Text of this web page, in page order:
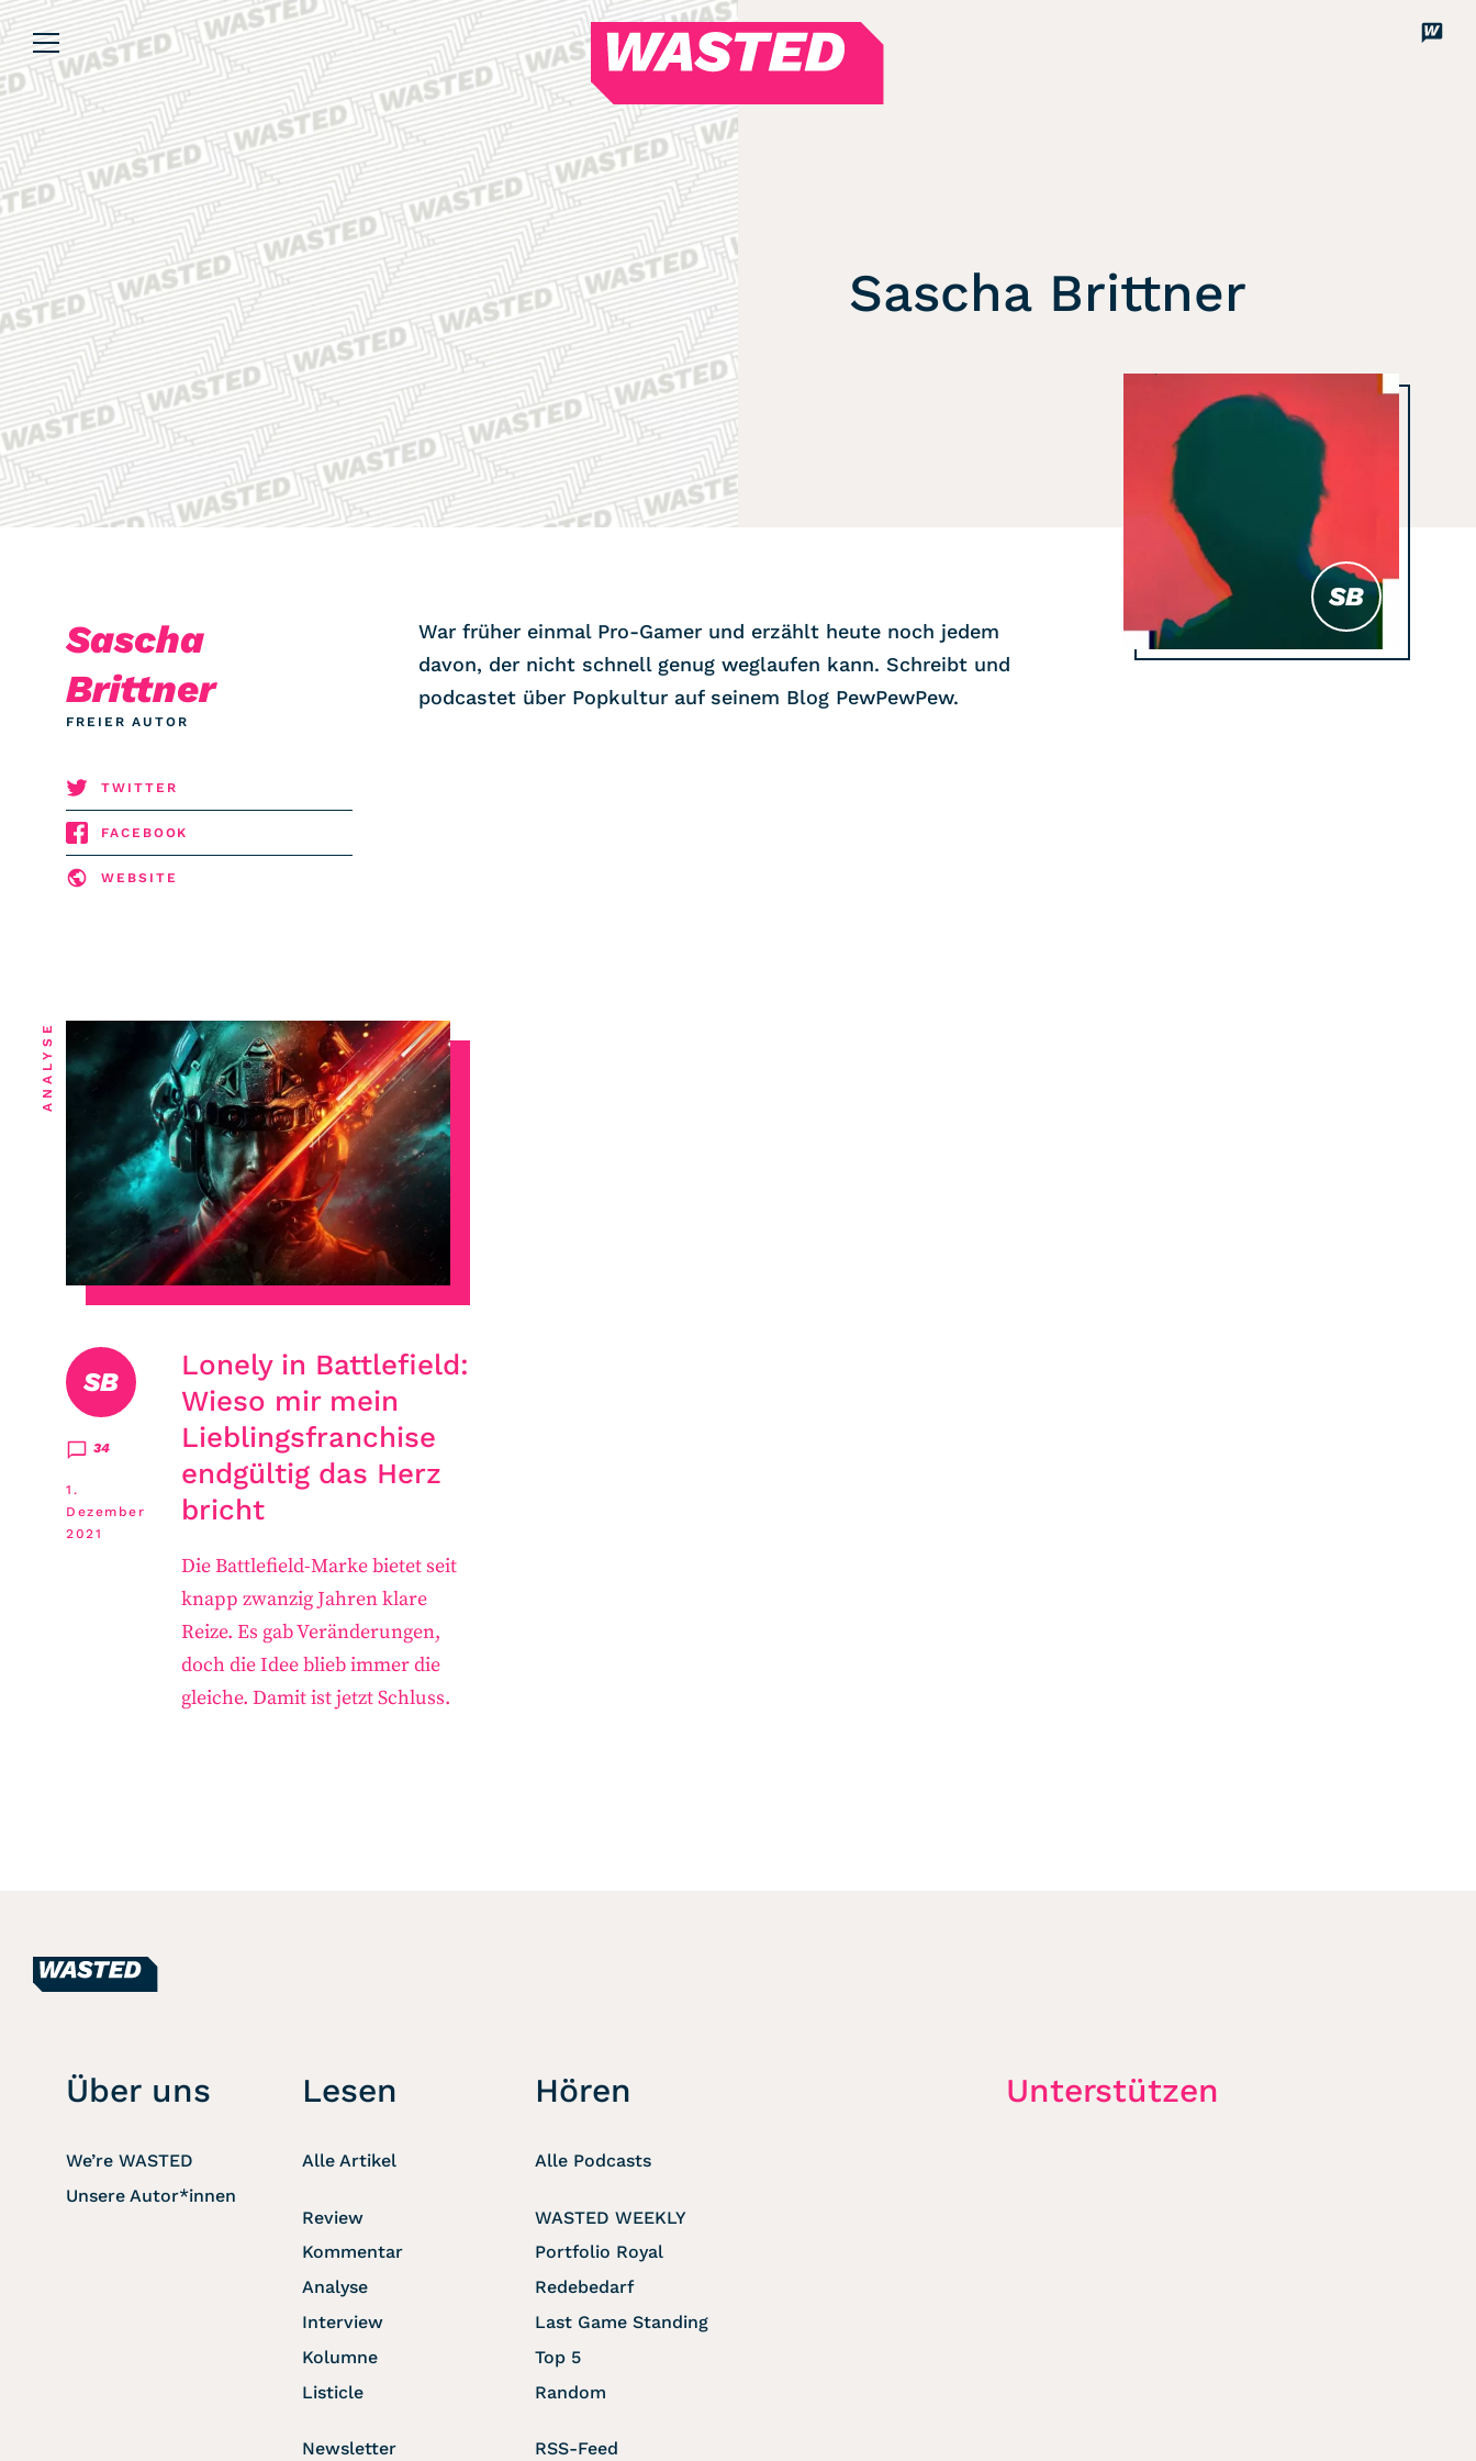
WASTED
Magazin
Über uns
We’re WASTED
Unsere Autor*innen
Lesen
Alle Artikel
Review
Kommentar
Analyse
Interview
Kolumne
Listicle
Newsletter
Hören
Alle Podcasts
WASTED WEEKLY
Portfolio Royal
Redebedarf
Last Game Standing
Top 5
Random
RSS-Feed
DATENSCHUTZ
Sascha Brittner
Sascha
Brittner
FREIER AUTOR
TWITTER
FACEBOOK
WEBSITE
War früher einmal Pro-Gamer und erzählt heute noch jedem
davon, der nicht schnell genug weglaufen kann. Schreibt und
podcastet über Popkultur auf seinem Blog PewPewPew.
SB
Lonely in Battlefield:
Wieso mir mein
Lieblingsfranchise
endgültig das Herz
bricht
ANALYSE
SB
34
1.
Dezember
2021
Die Battlefield-Marke bietet seit
knapp zwanzig Jahren klare
Reize. Es gab Veränderungen,
doch die Idee blieb immer die
gleiche. Damit ist jetzt Schluss.
Über uns
We’re WASTED
Unsere Autor*innen
Lesen
Alle Artikel
Review
Kommentar
Analyse
Interview
Kolumne
Listicle
Newsletter
Hören
Alle Podcasts
WASTED WEEKLY
Portfolio Royal
Redebedarf
Last Game Standing
Top 5
Random
RSS-Feed
Unterstützen